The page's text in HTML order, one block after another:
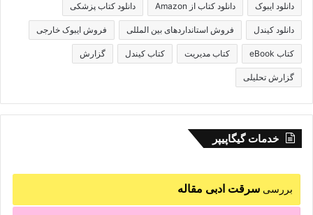
دانلود ایبوک دانلود کتاب از Amazon دانلود کتاب پزشکی
دانلود کیندل فروش استانداردهای بین المللی فروش ایبوک خارجی
کتاب eBook کتاب مدیریت کتاب کیندل گزارش
گزارش تحلیلی
خدمات گیگاپیپر
بررسی سرقت ادبی مقاله